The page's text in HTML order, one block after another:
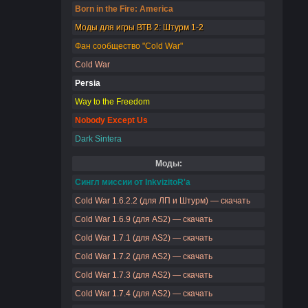
Born in the Fire: America
Моды для игры ВТВ 2: Штурм 1-2
Фан сообщество "Cold War"
Cold War
Persia
Way to the Freedom
Nobody Except Us
Dark Sintera
Моды:
Сингл миссии от InkvizitoR'a
Cold War 1.6.2.2 (для ЛП и Штурм) — скачать
Cold War 1.6.9 (для AS2) — скачать
Cold War 1.7.1 (для AS2) — скачать
Cold War 1.7.2 (для AS2) — скачать
Cold War 1.7.3 (для AS2) — скачать
Cold War 1.7.4 (для AS2) — скачать